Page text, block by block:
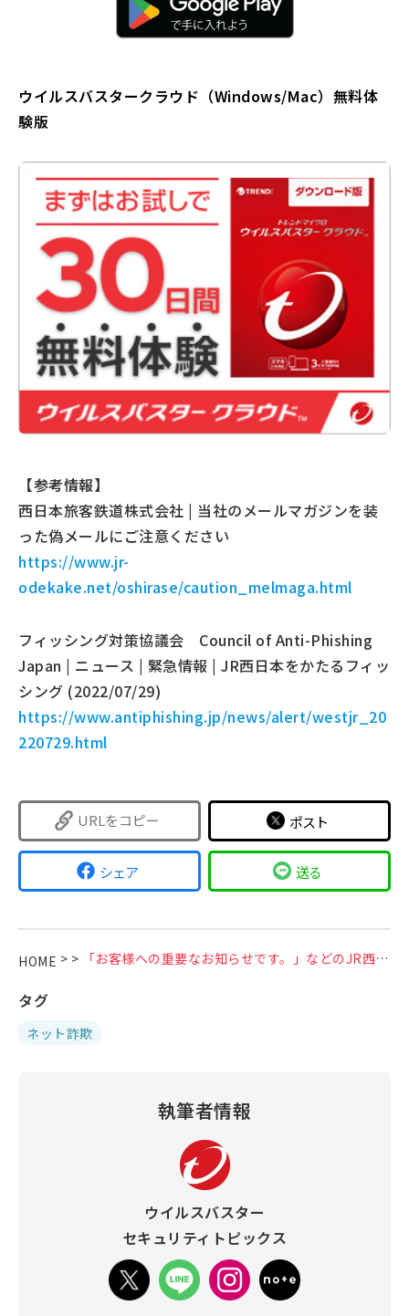
ウイルスバスタークラウド（Windows/Mac）無料体
験版
【参考情報】
西日本旅客鉄道株式会社 | 当社のメールマガジンを装
った偽メールにご注意ください
https://www.jr-
odekake.net/oshirase/caution_melmaga.html
フィッシング対策協議会 Council of Anti-Phishing
Japan | ニュース | 緊急情報 | JR西日本をかたるフィッ
シング (2022/07/29)
https://www.antiphishing.jp/news/alert/westjr_20
220729.html
URLをコピー ポスト
シェア 送る
HOME > > 「お客様への重要なお知らせです。」などのJR西日本をかたる偽メールにご注意ください
タグ
ネット詐欺
執筆者情報
ウイルスバスター
セキュリティトピックス